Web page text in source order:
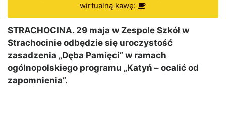
wirtualną kawę:
STRACHOCINA. 29 maja w Zespole Szkół w
Strachocinie odbędzie się uroczystość
zasadzenia „Dęba Pamięci” w ramach
ogólnopolskiego programu „Katyń – ocalić od
zapomnienia”.